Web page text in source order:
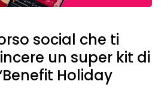
social che ti
un super kit di
Holiday